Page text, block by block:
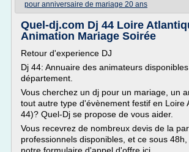
pour anniversaire de mariage 20 ans
Quel-dj.com Dj 44 Loire
Animation Mariage Soirée
Retour d'experience DJ
Dj 44: Annuaire des animateurs
département.
Vous cherchez un dj pour un mariage, un
tout autre type d'évènement festif en Loire
44)? Quel-Dj se propose de vous aider.
Vous recevrez de nombreux devis de la
professionnels disponibles, et ce sous